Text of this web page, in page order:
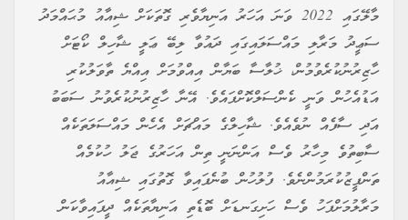
މާލޭގައި 2022 ވަނަ އަހަރު އަނިޔާވެރި ގޮތަކަށް ޝިއާއު މުޙައްމަދު
ސަޢީދު މަރާލި މައްސަލައިގައި ދައުވާ ލިބޭ ޢަލީ ޝާހިލް ކޯޓަށް
ހާޒިރުނުކުރެވުމުން، ޚުލާސާ ބަޔާން އިއްވުމަށް އިއްޔެ ތާވަލުކުރި
އަޑުއެހުން ވަނީ ކެންސަލްކޮށްފައެވެ. އޭނާ ހާޒިރުނުކުރެވުނު ސަބަބު
އަދި ސާފެއް ނުވެއެވެ. ޝާހިލްގެ މައްޗަށް އެހެން މައްސަލަތަކެއް
ސާބިތުވެ މިހާރު ވެސް އަންނަނީ ތިން އަހަރުގެ ޖަލު ހުކުމެއް
ތަންފީޒުކުރަމުންނެވެ. ފުލުހުން ބުނެފައިވާ ގޮތުގައި ޝިއާއު
މަރާލުމަށްފަހު ވެސް ހަށިގަނޑަށް ބޮޑެތި އަނިޔާތަކެއް ދީފައިވާކަން